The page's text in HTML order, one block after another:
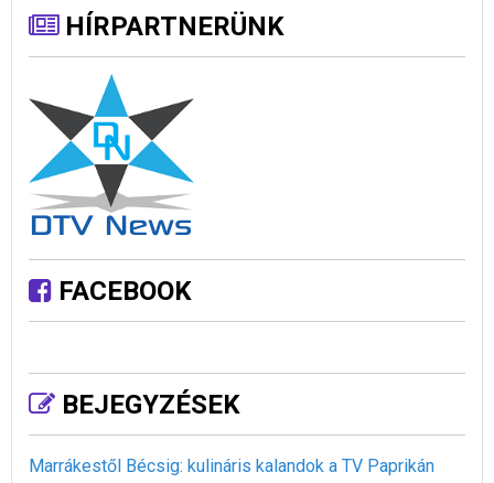
HÍRPARTNERÜNK
FACEBOOK
BEJEGYZÉSEK
Marrákestől Bécsig: kulináris kalandok a TV Paprikán